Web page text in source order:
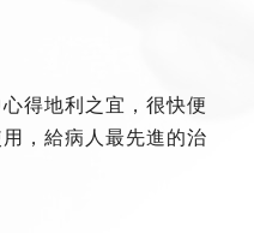
得地利之宜，很快便
，給病人最先進的治